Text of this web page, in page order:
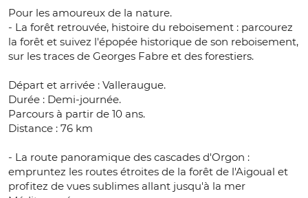
Pour les amoureux de la nature.
- La forêt retrouvée, histoire du reboisement : parcourez
la forêt et suivez l'épopée historique de son reboisement,
sur les traces de Georges Fabre et des forestiers.
Départ et arrivée : Valleraugue.
Durée : Demi-journée.
Parcours à partir de 10 ans.
Distance : 76 km
- La route panoramique des cascades d'Orgon :
empruntez les routes étroites de la forêt de l'Aigoual et
profitez de vues sublimes allant jusqu'à la mer